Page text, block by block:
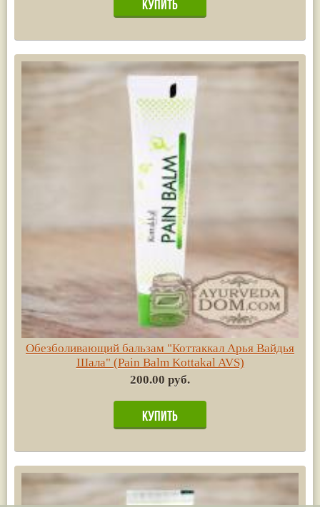
Обезболивающий бальзам "Коттаккал Арья Вайдья
Шала" (Pain Balm Kottakal AVS)
200.00 руб.